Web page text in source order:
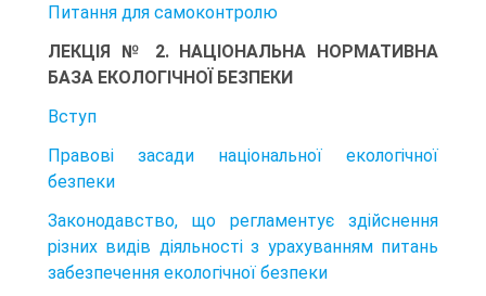
Питання для самоконтролю
ЛЕКЦІЯ № 2. НАЦІОНАЛЬНА НОРМАТИВНА
БАЗА ЕКОЛОГІЧНОЇ БЕЗПЕКИ
Вступ
Правові засади національної екологічної
безпеки
Законодавство, що регламентує здійснення
різних видів діяльності з урахуванням питань
забезпечення екологічної безпеки